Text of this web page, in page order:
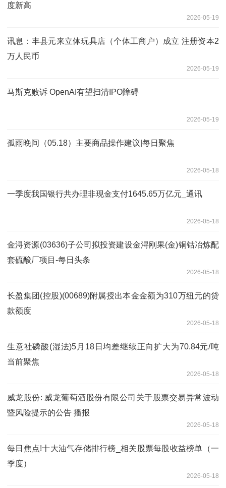
度新高
2026-05-19
讯息：丰县元来立体玩具店（个体工商户）成立 注册资本2
万人民币
2026-05-19
马斯克败诉 OpenAI有望扫清IPO障碍
2026-05-19
孤雨晚间（05.18）主要商品操作建议|每日聚焦
2026-05-18
一季度我国银行共办理非现金支付1645.65万亿元_通讯
2026-05-18
金浔资源(03636)子公司拟投资建设金浔刚果(金)铜钴冶炼配
套硫酸厂项目-每日头条
2026-05-18
长盈集团(控股)(00689)附属授出本金金额为310万纽元的贷
款额度
2026-05-18
生意社磷酸(湿法)5月18日均差继续正向扩大为70.84元/吨
当前聚焦
2026-05-18
威龙股份: 威龙葡萄酒股份有限公司关于股票交易异常波动
暨风险提示的公告 播报
2026-05-18
每日焦点!十大油气存储排行榜_相关股票每股收益榜单（一
季度）
2026-05-18